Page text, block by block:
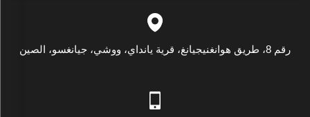
رقم 8، طريق هوانغنيجيانغ، قرية يانداي، ووشي، جيانغسو، الصين